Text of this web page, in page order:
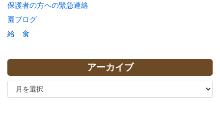
保護者の方への緊急連絡
園ブログ
給 食
アーカイブ